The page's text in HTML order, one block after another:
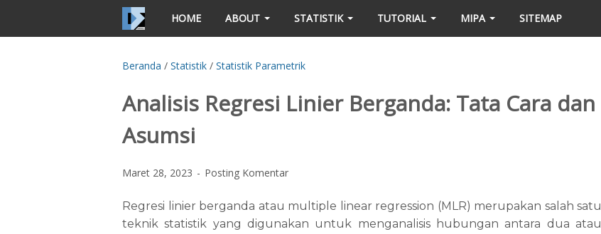
HOME ABOUT STATISTIK TUTORIAL MIPA SITEMAP
Beranda / Statistik / Statistik Parametrik
Analisis Regresi Linier Berganda: Tata Cara dan
Asumsi
Maret 28, 2023 Posting Komentar
Regresi linier berganda atau multiple linear regression (MLR) merupakan salah satu
teknik statistik yang digunakan untuk menganalisis hubungan antara dua atau